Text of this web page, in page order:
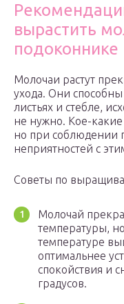
вырастить
подоконнике
Молочаи растут
ухода. Они
листьях и стебле,
не нужно. Кое-
но при соблюдении
неприятностей с
Советы по
Молочай
температуры,
температуре
оптимальнее
спокойствия и
градусов.